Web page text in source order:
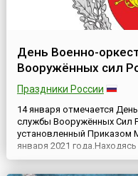
День Военно-
Вооружённых сил
Праздники России
14 января отмечается
службы Вооружённых Сил
установленный Приказом
января 2021
Генерального Штаба,